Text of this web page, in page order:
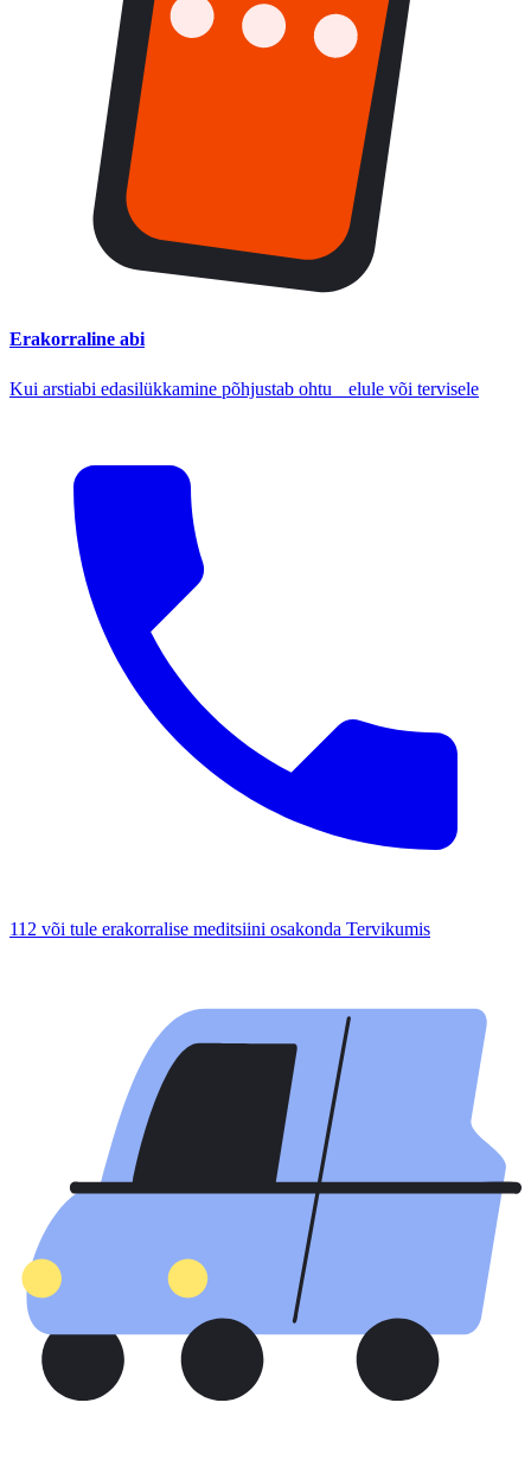
Erakorraline abi
Kui arstiabi edasilükkamine põhjustab ohtu elule või tervisele
112 või tule erakorralise meditsiini osakonda Tervikumis